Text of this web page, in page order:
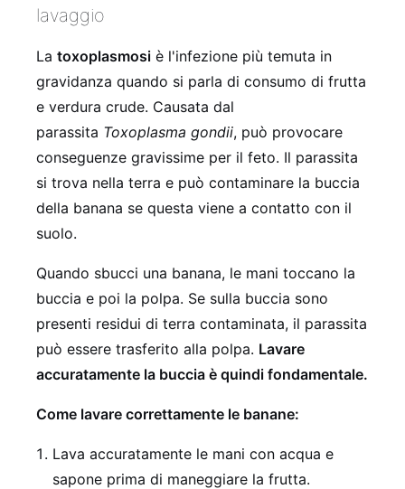
lavaggio
La toxoplasmosi è l'infezione più temuta in
gravidanza quando si parla di consumo di frutta
e verdura crude. Causata dal
parassita Toxoplasma gondii, può provocare
conseguenze gravissime per il feto. Il parassita
si trova nella terra e può contaminare la buccia
della banana se questa viene a contatto con il
suolo.
Quando sbucci una banana, le mani toccano la
buccia e poi la polpa. Se sulla buccia sono
presenti residui di terra contaminata, il parassita
può essere trasferito alla polpa. Lavare
accuratamente la buccia è quindi fondamentale.
Come lavare correttamente le banane:
Lava accuratamente le mani con acqua e
sapone prima di maneggiare la frutta.